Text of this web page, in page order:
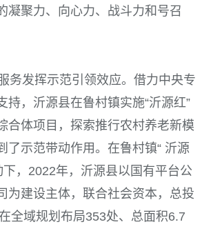
凝聚力、向心力、战斗力和号召
务发挥示范引领效应。 借力中央专
持，沂源县在鲁村镇实施“沂源红”
合体项目，探索推行农村养老新模
了示范带动作用。在鲁村镇“ 沂源
， 2022年，沂源县以国有平台公
为建设主体，联合社会资本，总投
全域规划布局353处、总面积6.7